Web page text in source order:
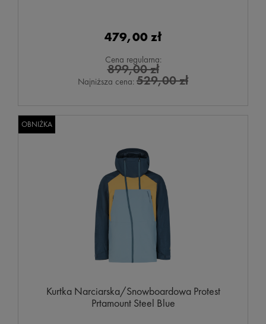
479,00 zł
Cena regularna:
899,00 zł
Najniższa cena: 529,00 zł
Kurtka Narciarska/Snowboardowa Protest
Prtamount Steel Blue
OBNIŻKA